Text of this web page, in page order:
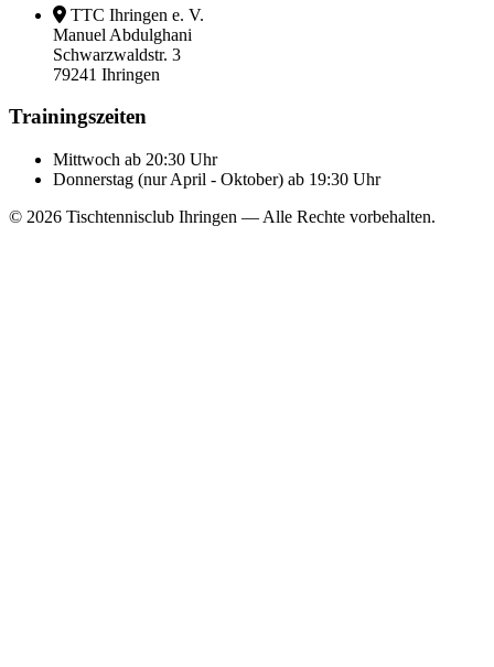
TTC Ihringen e. V.
Manuel Abdulghani
Schwarzwaldstr. 3
79241 Ihringen
Trainingszeiten
Mittwoch ab 20:30 Uhr
Donnerstag (nur April - Oktober) ab 19:30 Uhr
© 2026 Tischtennisclub Ihringen — Alle Rechte vorbehalten.